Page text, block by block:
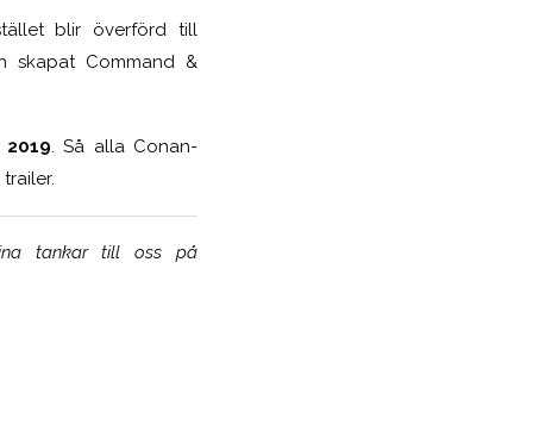
blir överförd till
skapat Command &
2019. Så alla Conan-
tankar till oss på